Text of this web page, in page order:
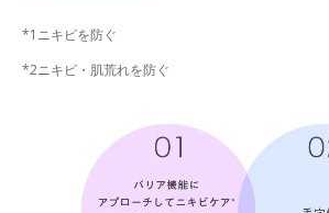
*1ニキビを防ぐ
*2ニキビ・肌荒れを防ぐ